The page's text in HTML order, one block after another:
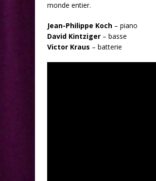
monde entier.
Jean-Philippe Koch – piano
David Kintziger – basse
Victor Kraus – batterie